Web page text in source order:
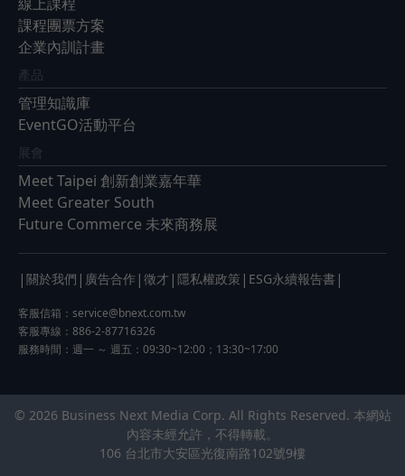
課程團票方案
企業內訓計畫
產品
管理知識庫
EventGO活動平台
展會
Meet Taipei 創新創業嘉年華
Meet Greater South
Future Commerce 未來商務展
| 關於我們 | 廣告合作 | 徵才 | 隱私權政策 | ESG永續報告書 |
客服信箱： service@bnext.com.tw
客服專線：886-2-87716326
服務時間：週一 ～ 週五：09:30~12:00；13:30~17:00
© 2026 Business Next Media Corp. All Rights Reserved. 本網站
內容未經允許，不得轉載。
106 台北市大安區光復南路102號9樓